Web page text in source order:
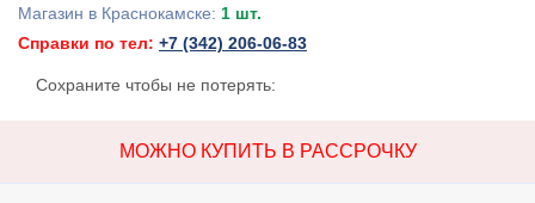
Магазин в Краснокамске: 1 шт.
Справки по тел: +7 (342) 206-06-83
Сохраните чтобы не потерять:
МОЖНО КУПИТЬ В РАССРОЧКУ